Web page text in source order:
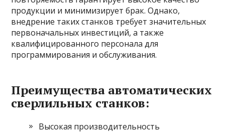
продукции и минимизирует брак. Однако,
внедрение таких станков требует значительных
первоначальных инвестиций, а также
квалифицированного персонала для
программирования и обслуживания.
Преимущества автоматических
сверлильных станков:
Высокая производительность